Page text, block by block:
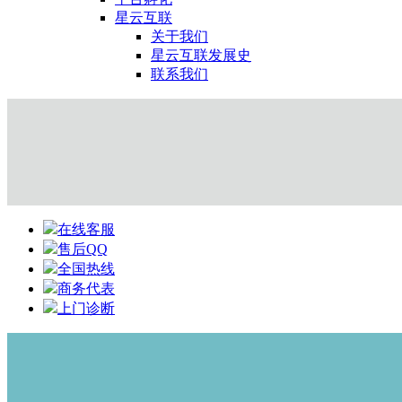
星云互联
关于我们
星云互联发展史
联系我们
在线客服
售后QQ
全国热线
商务代表
上门诊断